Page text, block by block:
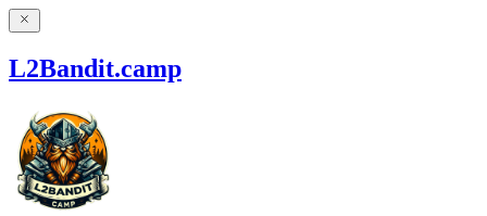
L2Bandit.camp